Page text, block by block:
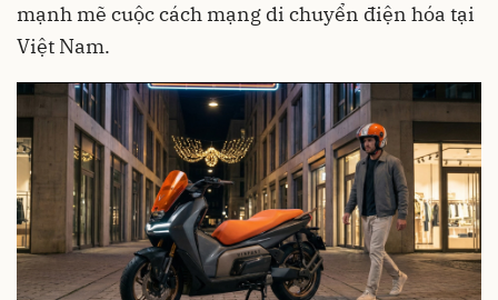
mạnh mẽ cuộc cách mạng di chuyển điện hóa tại
Việt Nam.